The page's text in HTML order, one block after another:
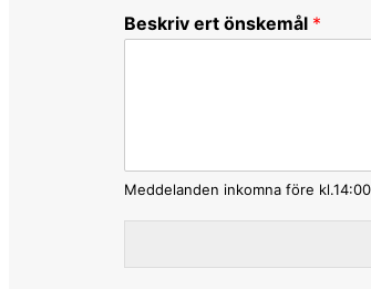
Beskriv ert önskemål *
Meddelanden inkomna före